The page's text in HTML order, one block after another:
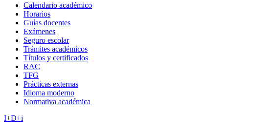
Calendario académico
Horarios
Guías docentes
Exámenes
Seguro escolar
Trámites académicos
Títulos y certificados
RAC
TFG
Prácticas externas
Idioma moderno
Normativa académica
I+D+i